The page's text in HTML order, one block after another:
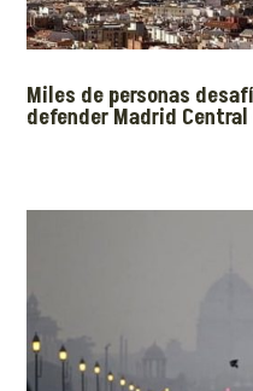
Miles de personas
defender Madrid